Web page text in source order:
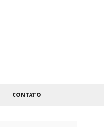
CONTATO